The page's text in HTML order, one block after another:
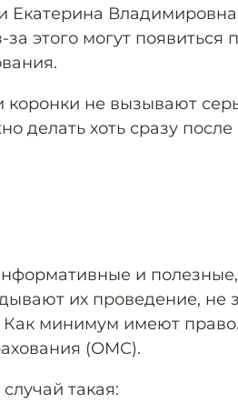
Екатерина
этого могут появиться
не вызывают
делать хоть сразу
и
их проведение, не
Как минимум имеют
(ОМС).
случай такая: